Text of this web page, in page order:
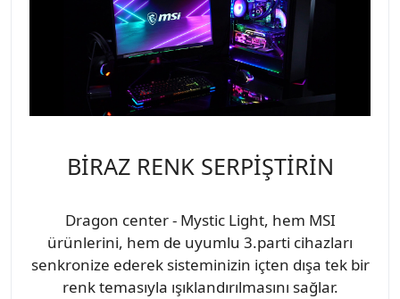
BİRAZ RENK SERPİŞTİRİN
Dragon center - Mystic Light, hem MSI
ürünlerini, hem de uyumlu 3.parti cihazları
senkronize ederek sisteminizin içten dışa tek bir
renk temasıyla ışıklandırılmasını sağlar.